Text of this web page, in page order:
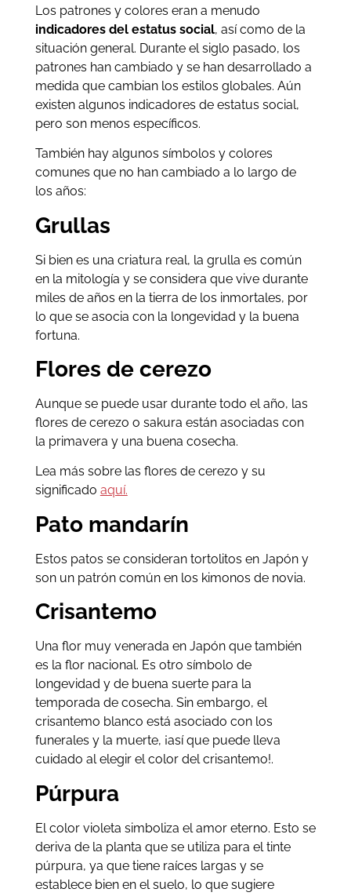
Los patrones y colores eran a menudo
indicadores del estatus social, así como de la
situación general. Durante el siglo pasado, los
patrones han cambiado y se han desarrollado a
medida que cambian los estilos globales. Aún
existen algunos indicadores de estatus social,
pero son menos específicos.
También hay algunos símbolos y colores
comunes que no han cambiado a lo largo de
los años:
Grullas
Si bien es una criatura real, la grulla es común
en la mitología y se considera que vive durante
miles de años en la tierra de los inmortales, por
lo que se asocia con la longevidad y la buena
fortuna.
Flores de cerezo
Aunque se puede usar durante todo el año, las
flores de cerezo o sakura están asociadas con
la primavera y una buena cosecha.
Lea más sobre las flores de cerezo y su
significado aquí.
Pato mandarín
Estos patos se consideran tortolitos en Japón y
son un patrón común en los kimonos de novia.
Crisantemo
Una flor muy venerada en Japón que también
es la flor nacional. Es otro símbolo de
longevidad y de buena suerte para la
temporada de cosecha. Sin embargo, el
crisantemo blanco está asociado con los
funerales y la muerte, ¡así que puede lleva
cuidado al elegir el color del crisantemo!.
Púrpura
El color violeta simboliza el amor eterno. Esto se
deriva de la planta que se utiliza para el tinte
púrpura, ya que tiene raíces largas y se
establece bien en el suelo, lo que sugiere